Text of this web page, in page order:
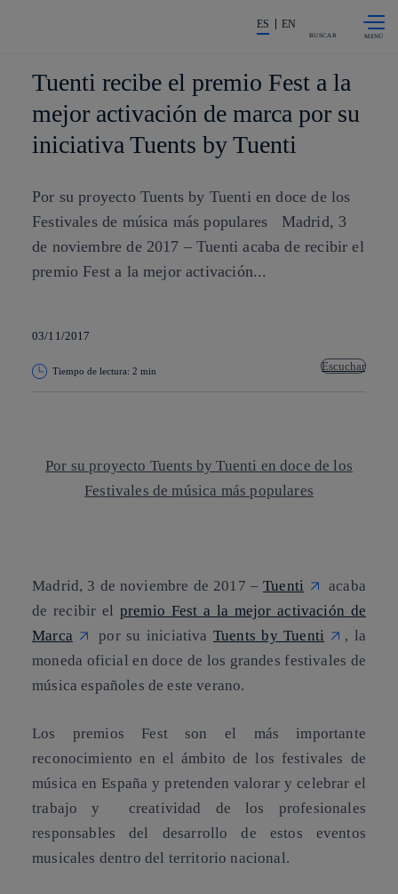
La acción en accionistas e
ES EN
BUSCAR
Tuenti recibe el premio Fest a la
mejor activación de marca por su
iniciativa Tuents by Tuenti
Por su proyecto Tuents by Tuenti en doce de los
Festivales de música más populares Madrid, 3
de noviembre de 2017 – Tuenti acaba de recibir el
premio Fest a la mejor activación...
03/11/2017
Tiempo de lectura: 2 min Escuchar
Por su proyecto Tuents by Tuenti en doce de los
Festivales de música más populares
Madrid, 3 de noviembre de 2017 – Tuenti
acaba
de recibir el premio Fest a la mejor activación de
Marca
por su iniciativa Tuents by Tuenti
, la
moneda oficial en doce de los grandes festivales de
música españoles de este verano.
Los premios Fest son el más importante
reconocimiento en el ámbito de los festivales de
música en España y pretenden valorar y celebrar el
trabajo y creatividad de los profesionales
responsables del desarrollo de estos eventos
musicales dentro del territorio nacional.